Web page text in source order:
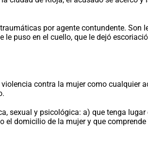
por agente contundente. Son
puso en el cuello, que le dejó
contra la mujer como cualquier
sexual y psicológica: a) que tenga
el domicilio de la mujer y que